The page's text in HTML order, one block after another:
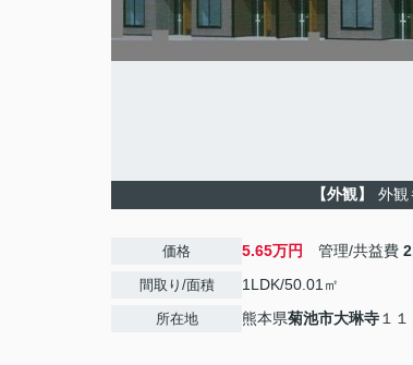
【外観】 外観
価格 5.65万円 管理/共益費
間取り/面積 1LDK/50.01㎡
所在地 熊本県菊池市大琳寺 １